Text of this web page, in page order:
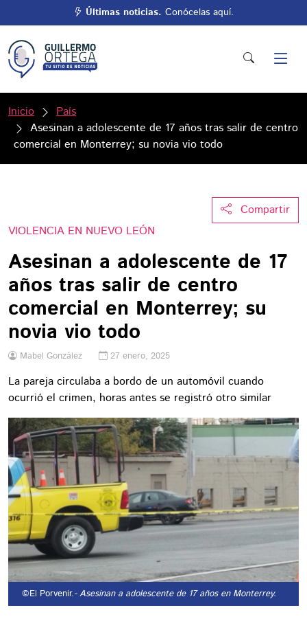
Últimas noticias. Conócelas aquí.
Inicio
País
Asesinan a adolescente de 17 años tras salir de centro
comercial en Monterrey; su novia vio todo
Compartir
VIOLENCIA EN NUEVO LEÓN
Asesinan a adolescente de 17
años tras salir de centro
comercial en Monterrey; su
novia vio todo
Mabel González 27 enero, 2025
La pareja circulaba a bordo de un automóvil cuando
ocurrió el crimen, horas antes se registró otro similar
©El Porvenir.- Asesinan a adolescente de 17 años en Monterrey.